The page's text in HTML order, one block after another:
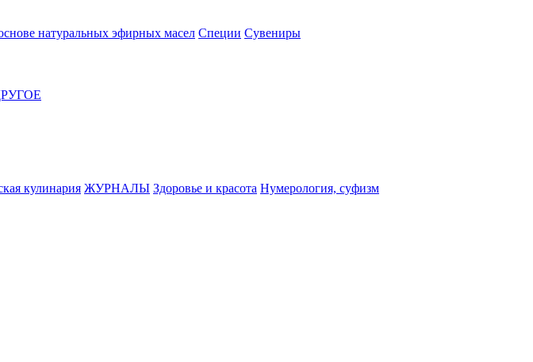
натуральных эфирных масел Специи Сувениры
кулинария ЖУРНАЛЫ Здоровье и красота Нумерология, суфизм